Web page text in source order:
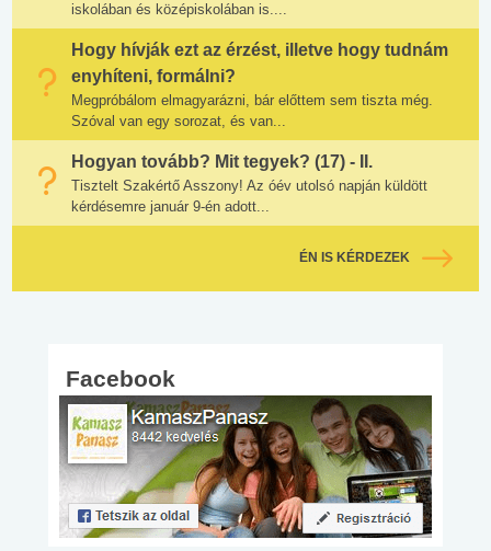
iskolában és középiskolában is....
Hogy hívják ezt az érzést, illetve hogy tudnám
enyhíteni, formálni?
Megpróbálom elmagyarázni, bár előttem sem tiszta még.
Szóval van egy sorozat, és van...
Hogyan tovább? Mit tegyek? (17) - II.
Tisztelt Szakértő Asszony! Az óév utolsó napján küldött
kérdésemre január 9-én adott...
ÉN IS KÉRDEZEK
Facebook